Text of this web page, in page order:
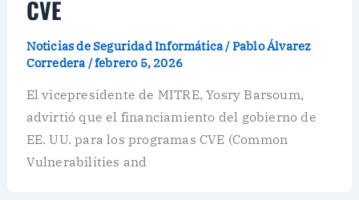
CVE
Noticias de Seguridad Informática/Pablo Álvarez
Corredera /febrero 5, 2026
El vicepresidente de MITRE, Yosry Barsoum,
advirtió que el financiamiento del gobierno de
EE. UU. para los programas CVE (Common
Vulnerabilities and